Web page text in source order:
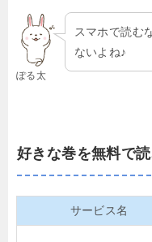
ぽる太
スマホで読む
ないよね♪
好きな巻を無料で
サービス名